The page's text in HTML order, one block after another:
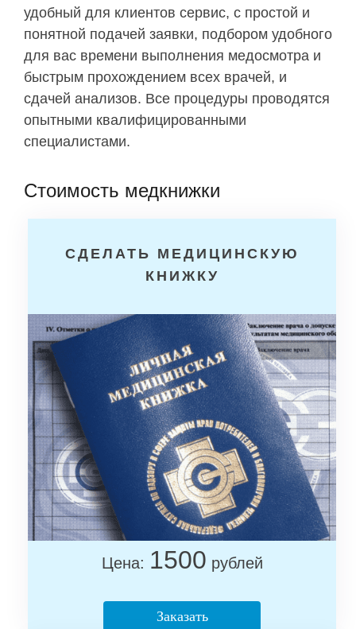
удобный для клиентов сервис, с простой и
понятной подачей заявки, подбором удобного
для вас времени выполнения медосмотра и
быстрым прохождением всех врачей, и
сдачей анализов. Все процедуры проводятся
опытными квалифицированными
специалистами.
Стоимость медкнижки
СДЕЛАТЬ МЕДИЦИНСКУЮ
КНИЖКУ
Цена: 1500 рублей
Заказать